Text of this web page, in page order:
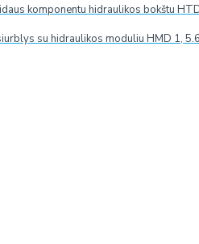
komponentu hidraulikos bokštu
su hidraulikos moduliu HMD 1,